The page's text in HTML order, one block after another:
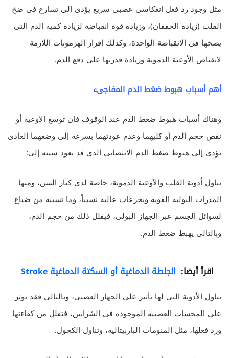
مثل وجود رد فعل انعكاسى عصبى سريع يؤدى إلى تسارع فى ضخ
القلب (زيادة الخفقان)، وزيادة قوة انقباضه لزيادة كمية الدم التى
يضخها فى الانقباضة الواحدة، وكذلك إفراز الهرمونات اللازمة
لانقباض الأوعية الدموية وزيادة قدرتها على دفع الدم.
أهم أسباب هبوط ضغط الدم المفاجىء
وهناك أسباب هبوط ضغط الدم عند الوقوف فإن توسع الأوعية أو
نقص حجم الدم أو كليهما وعدم عودتهما بسرعة إلى وضعهما العادى
يؤدى إلى هبوط ضغط الدم الانتصابى الذى قد يعود سببه إلى:
تناول أدوية القلب والأوعية الدموية، خاصة لدى كبار السن، ومنها
المدرات البولية القوية وبجرعات عالية نسبياً، وما تسببه من ضياع
لسوائل الجسم عبر الجهاز البولى، فيقلل ذلك من حجم الدم،
وبالتالى يهبط ضغط الدم.
اقرأ أيضا: الجلطة الدماغية أو السكتة الدماغية Stroke
تناول الأدوية التى لها تأثير على الجهاز العصبى، وبالتالى فقد تؤثر
على المجسات العصبية الموجودة فى الشرايين، فتقلل من كفاءتها
ورد فعلها، مثل المنومات الباربيتالية، وتناول الكحول.